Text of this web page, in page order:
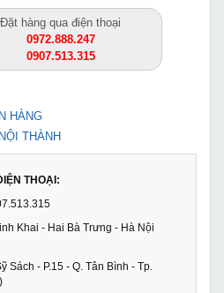
Đặt hàng qua điện thoại
0972.888.247
0907.513.315
HÀNG
THÀNH
THOẠI:
Khai - Hai Bà Trưng - Hà Nội
Sách - P.15 - Q. Tân Bình - Tp.
)